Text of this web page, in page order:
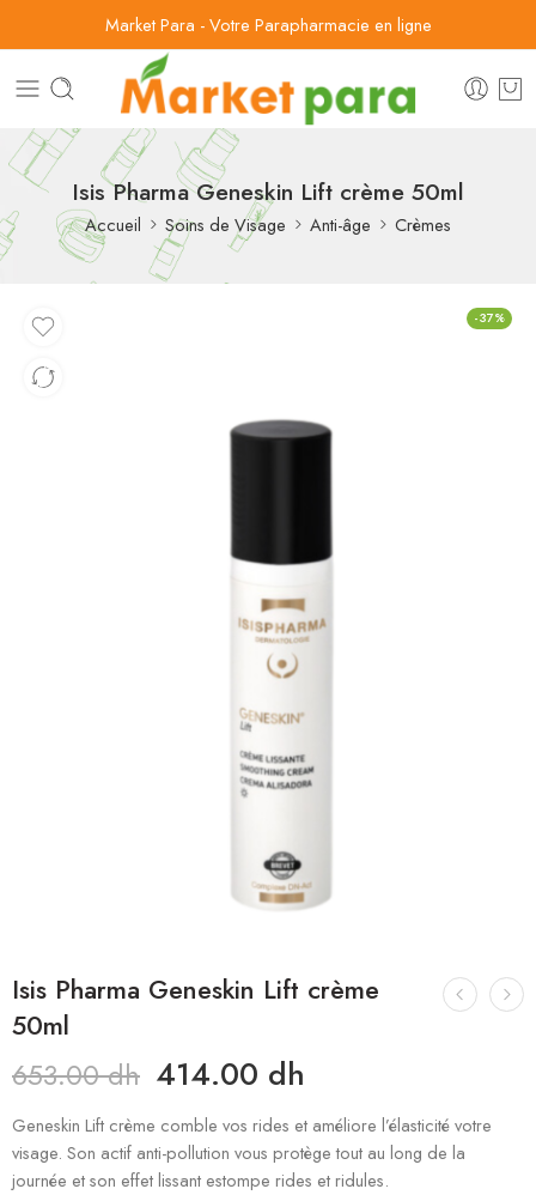
Market Para - Votre Parapharmacie en ligne
Isis Pharma Geneskin Lift crème 50ml
Accueil Soins de Visage Anti-âge Crèmes
-37%
Isis Pharma Geneskin Lift crème
50ml
653.00dh 414.00 dh
Geneskin Lift crème comble vos rides et améliore l’élasticité votre
visage. Son actif anti-pollution vous protège tout au long de la
journée et son effet lissant estompe rides et ridules.